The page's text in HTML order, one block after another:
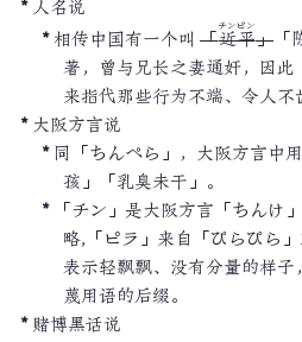
人名说
相传中国有一个叫 「近平
チンピン
」
著，曾与兄长之妻通奸，因此
来指代那些行为不端、令人不
大阪方言说
同「ちんぺら」，大阪方言中
孩」「乳臭未干」。
「チン」是大阪方言「ちんけ
略,「ピラ」来自「ぴらぴら
表示轻飘飘、没有分量的样
蔑用语的后缀。
赌博黑话说